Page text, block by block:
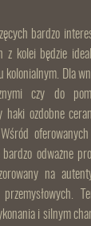
bardzo
z kolei będzie
kolonialnym. Dla
czy do
haki ozdobne
odważne
na
i silnym